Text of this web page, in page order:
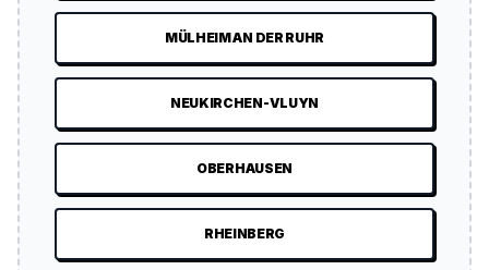
MÜLHEIM AN DER RUHR
NEUKIRCHEN-VLUYN
OBERHAUSEN
RHEINBERG